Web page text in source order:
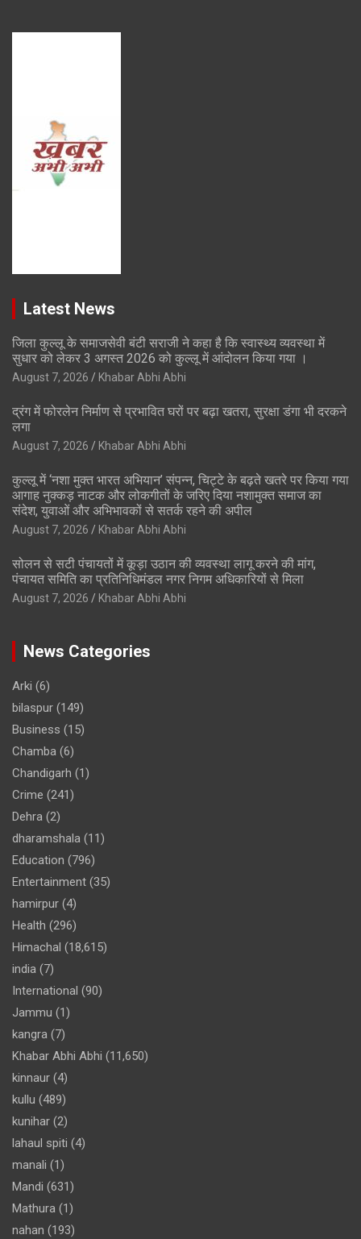
Latest News
जिला कुल्लू के समाजसेवी बंटी सराजी ने कहा है कि स्वास्थ्य व्यवस्था में
सुधार को लेकर 3 अगस्त 2026 को कुल्लू में आंदोलन किया गया ।
August 7, 2026 Khabar Abhi Abhi
द्रंग में फोरलेन निर्माण से प्रभावित घरों पर बढ़ा खतरा, सुरक्षा डंगा भी दरकने
लगा
August 7, 2026 Khabar Abhi Abhi
कुल्लू में ‘नशा मुक्त भारत अभियान’ संपन्न, चिट्टे के बढ़ते खतरे पर किया गया
आगाह नुक्कड़ नाटक और लोकगीतों के जरिए दिया नशामुक्त समाज का
संदेश, युवाओं और अभिभावकों से सतर्क रहने की अपील
August 7, 2026 Khabar Abhi Abhi
सोलन से सटी पंचायतों में कूड़ा उठान की व्यवस्था लागू करने की मांग,
पंचायत समिति का प्रतिनिधिमंडल नगर निगम अधिकारियों से मिला
August 7, 2026 Khabar Abhi Abhi
News Categories
Arki (6)
bilaspur (149)
Business (15)
Chamba (6)
Chandigarh (1)
Crime (241)
Dehra (2)
dharamshala (11)
Education (796)
Entertainment (35)
hamirpur (4)
Health (296)
Himachal (18,615)
india (7)
International (90)
Jammu (1)
kangra (7)
Khabar Abhi Abhi (11,650)
kinnaur (4)
kullu (489)
kunihar (2)
lahaul spiti (4)
manali (1)
Mandi (631)
Mathura (1)
nahan (193)